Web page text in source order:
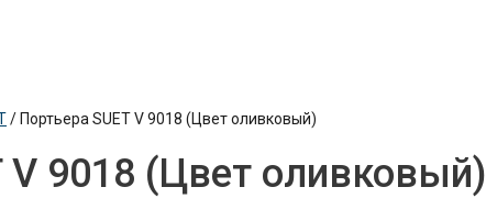
/Портьера SUET V 9018 (Цвет оливковый)
V 9018 (Цвет оливковый)